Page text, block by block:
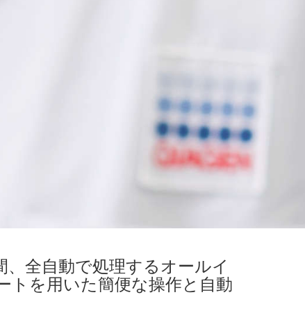
、全自動で処理するオールイ
トを用いた簡便な操作と自動